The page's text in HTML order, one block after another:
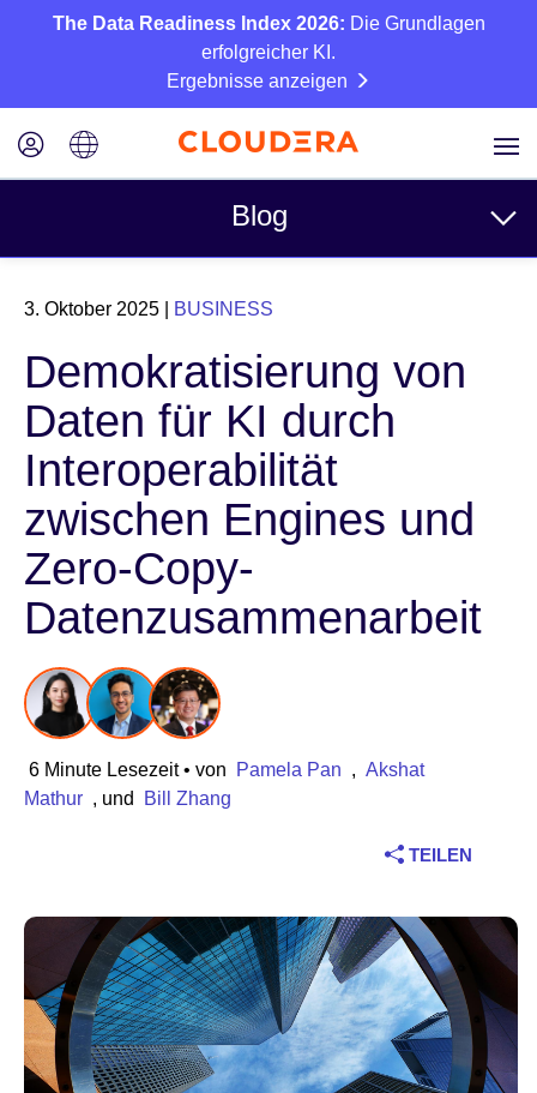
The Data Readiness Index 2026: Die Grundlagen
erfolgreicher KI.
Ergebnisse anzeigen
Blog
Themen
Business
Technisch
Partner
Kultur
Branche
Finanzdienstleistungen
Produktion
Versicherungen
Öffentlicher Sektor
Gesundheitswesen
Bildung
3. Oktober 2025 BUSINESS
Demokratisierung von
Daten für KI durch
Interoperabilität
zwischen Engines und
Zero-Copy-
Datenzusammenarbeit
6 Minute Lesezeit• von Pamela Pan , Akshat
Mathur , und Bill Zhang
TEILEN